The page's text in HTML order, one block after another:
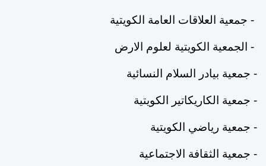
- جمعية العلاقات العامة الكويتية
- الجمعية الكويتية لعلوم الارض
- جمعية بيادر السلام النسائية
- جمعية الكاريكاتير الكويتية
- جمعية رياضي الكويتية
- جمعية الثقافة الاجتماعية